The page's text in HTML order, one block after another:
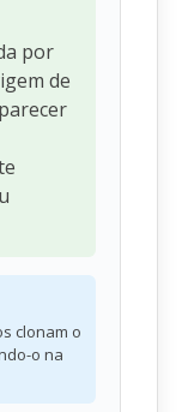
por
de
clonam o
o na